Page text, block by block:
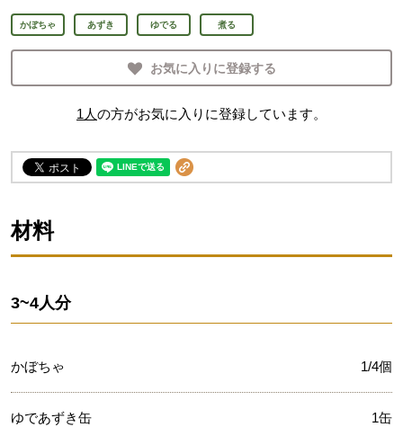
かぼちゃ あずき ゆでる 煮る
お気に入りに登録する
1 人の方がお気に入りに登録しています。
材料
3~4人分
かぼちゃ 1/4個
ゆであずき缶 1缶